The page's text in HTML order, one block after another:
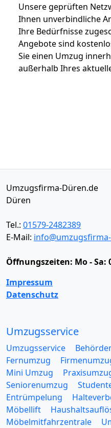
Unsere geprüften
Ihnen unverbindliche
Ihre Bedürfnisse
Angebote sind
Sie einen Umzug
außerhalb Ihres
Umzugsfirma-Düren.de
Düren
Tel.: 01579-2482389
E-Mail:
Öffnungszeiten: Mo - Sa:
Impressum
Datenschutz
Umzugsservice
Umzugsservice
Fernumzug
Mini Umzug
Seniorenumzug
Entrümpelung
Möbellift
Möbelmitfahrzentrale